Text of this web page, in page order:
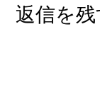
返信を